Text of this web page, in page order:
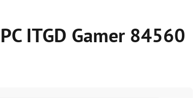
ITGD Gamer 84560